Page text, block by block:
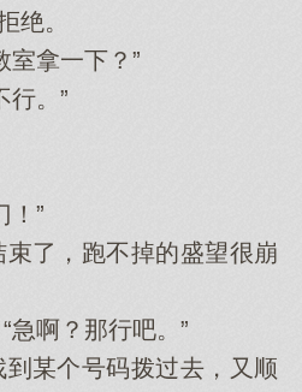
。
拿一下？”
。”
”
了，跑不掉的盛望很崩
啊？那行吧。”
某个号码拨过去，又顺